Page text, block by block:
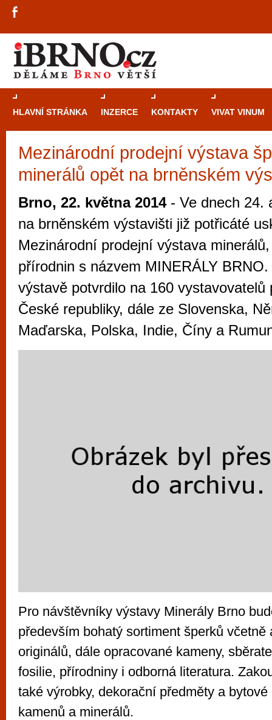
HLAVNÍ STRÁNKA INZERCE KONTAKTY VIVAT VINUM
Mezinárodní prodejní výstava
minerálů opět na brněnském
Brno, 22. května 2014- Ve dnech 24.
na brněnském výstavišti již potřicáté
Mezinárodní prodejní výstava
přírodnin s názvem MINERÁLY
výstavě potvrdilo na 160 vystavovatelů
České republiky, dále ze Slovenska,
Maďarska, Polska, Indie, Číny a
Pro návštěvníky výstavy Minerály Brno
především bohatý sortiment šperků včetně
originálů, dále opracované kameny,
fosilie, přírodniny i odborná literatura.
také výrobky, dekorační předměty a
kamenů a minerálů.
Průvodce
Brně: Od
Brno je
zajímavé
restaurace,
Mimo jiné je ale také místem, kde si
vyzkoušet různé kasinové hry. V
metropoli naleznete širokou nabídku her
po moderní automaty jak pro pravidelné
příležitostné hráče. V...